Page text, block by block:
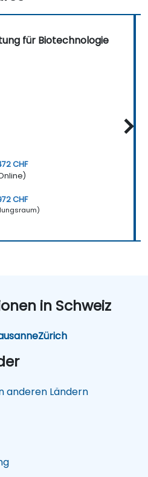
anzupassen.
für Biotechnologie
CHF
CHF
in Schweiz
Zürich
anderen Ländern